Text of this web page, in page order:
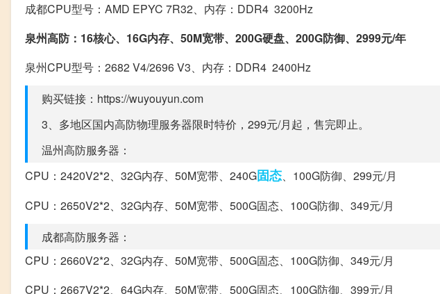
成都CPU型号：AMD EPYC 7R32、内存：DDR4 3200Hz
泉州高防：16核心、16G内存、50M宽带、200G硬盘、200G防御、2999元/年
泉州CPU型号：2682 V4/2696 V3、内存：DDR4 2400Hz
购买链接：https://wuyouyun.com
3、多地区国内高防物理服务器限时特价，299元/月起，售完即止。
温州高防服务器：
CPU：2420V2*2、32G内存、50M宽带、240G固态、100G防御、299元/月
CPU：2650V2*2、32G内存、50M宽带、500G固态、100G防御、349元/月
成都高防服务器：
CPU：2660V2*2、32G内存、50M宽带、500G固态、100G防御、349元/月
CPU：2667V2*2、64G内存、50M宽带、500G固态、100G防御、399元/月